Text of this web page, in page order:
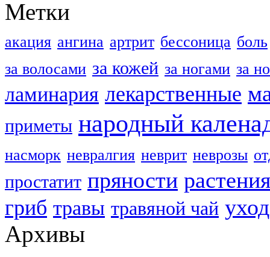
Метки
акация ангина артрит бессоница боль
за волосами за кожей за ногами за
ламинария лекарственные
приметы народный
насморк невралгия неврит неврозы
простатит пряности растения
гриб травы травяной чай уход
Архивы